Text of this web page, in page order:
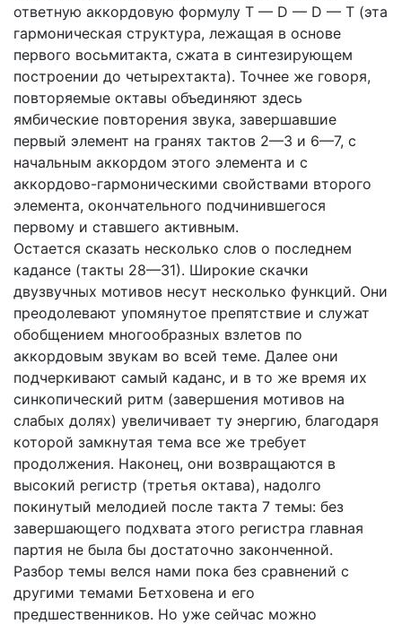
ответную аккордовую формулу Т — D — D — Т (эта
гармоническая структура, лежащая в основе
первого восьмитакта, сжата в синтезирующем
построении до четырехтакта). Точнее же говоря,
повторяемые октавы объединяют здесь
ямбические повторения звука, завершавшие
первый элемент на гранях тактов 2—3 и 6—7, с
начальным аккордом этого элемента и с
аккордово-гармоническими свойствами второго
элемента, окончательного подчинившегося
первому и ставшего активным.
Остается сказать несколько слов о последнем
кадансе (такты 28—31). Широкие скачки
двузвучных мотивов несут несколько функций. Они
преодолевают упомянутое препятствие и служат
обобщением многообразных взлетов по
аккордовым звукам во всей теме. Далее они
подчеркивают самый каданс, и в то же время их
синкопический ритм (завершения мотивов на
слабых долях) увеличивает ту энергию, благодаря
которой замкнутая тема все же требует
продолжения. Наконец, они возвращаются в
высокий регистр (третья октава), надолго
покинутый мелодией после такта 7 темы: без
завершающего подхвата этого регистра главная
партия не была бы достаточно законченной.
Разбор темы велся нами пока без сравнений с
другими темами Бетховена и его
предшественников. Но уже сейчас можно